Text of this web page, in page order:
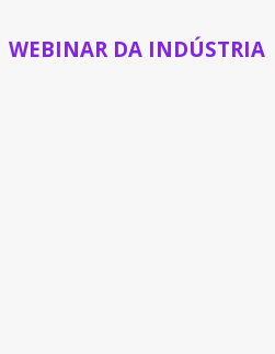
WEBINAR DA INDÚSTRIA